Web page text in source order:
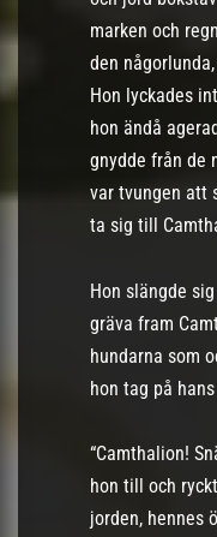
marken och
den
Hon lyckades
hon ändå
gnydde från de
var tvungen att
ta sig till
Hon slängde
gräva fram
hundarna som
hon tag på
“Camthalion!
hon till och
jorden, hennes